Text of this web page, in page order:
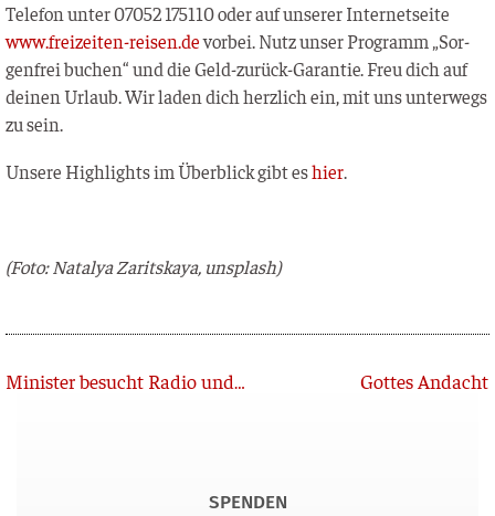
Tele­fon unter 07052 175110 oder auf unse­rer Inter­net­sei­te
www.freizeiten-reisen.devor­bei. Nutz unser Pro­gramm „Sor­
gen­frei buchen“ und die Geld-zurück-Garan­tie. Freu dich auf
dei­nen Urlaub. Wir laden dich herz­lich ein, mit uns unter­wegs
zu sein.
Unse­re High­lights im Über­blick gibt eshier.
(Foto: Nata­lya Zarit­ska­ya, unsplash)
Zurück Minister besucht Radio und gestaltet spontan Sendung mit Gottes Andacht
SPENDEN